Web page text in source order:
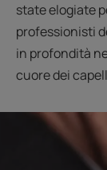
state elogiate
professionisti
in profondità
cuore dei